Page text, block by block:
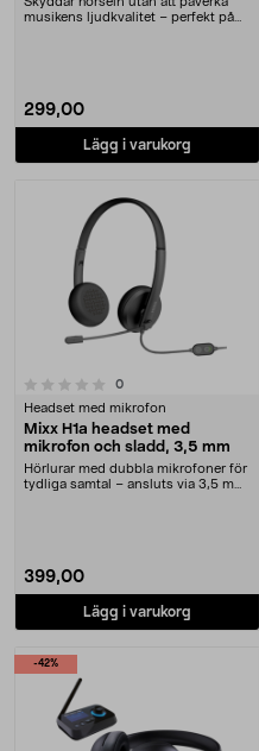
musikens ljudkvalitet – perfekt på
299,00
Lägg i varukorg
0recensioner
Headset med mikrofon
Mixx H1a headset med
mikrofon och sladd, 3,5 mm
Hörlurar med dubbla mikrofoner för
tydliga samtal – ansluts via 3,5 mm.
399,00
Lägg i varukorg
0.0 av 5 stjärnor
-42%